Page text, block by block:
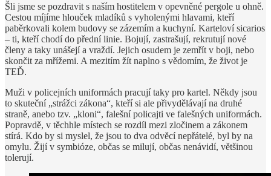
Šli jsme se pozdravit s naším hostitelem v opevněné pergole u ohně.
Cestou míjíme hlouček mladíků s vyholenými hlavami, kteří
paběrkovali kolem budovy se zázemím a kuchyní. Karteloví sicarios
– ti, kteří chodí do přední linie. Bojují, zastrašují, rekrutují nové
členy a taky unášejí a vraždí. Jejich osudem je zemřít v boji, nebo
skončit za mřížemi. A mezitím žít naplno s vědomím, že život je
TEĎ.
Muži v policejních uniformách pracují taky pro kartel. Někdy jsou
to skuteční „strážci zákona“, kteří si ale přivydělávají na druhé
straně, anebo tzv. „kloni“, falešní policajti ve falešných uniformách.
Popravdě, v těchhle místech se rozdíl mezi zločinem a zákonem
stírá. Kdo by si myslel, že jsou to dva odvěcí nepřátelé, byl by na
omylu. Žijí v symbióze, občas se milují, občas nenávidí, většinou
tolerují.